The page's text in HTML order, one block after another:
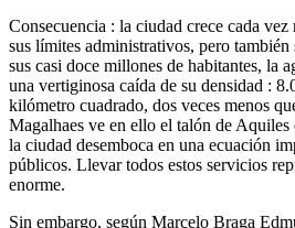
Consecuencia : la ciudad crece cada vez
sus límites administrativos, pero también
sus casi doce millones de habitantes, la
una vertiginosa caída de su densidad :
kilómetro cuadrado, dos veces menos
Magalhaes ve en ello el talón de
la ciudad desemboca en una ecuación
públicos. Llevar todos estos servicios
enorme.
Sin embargo, según Marcelo Braga